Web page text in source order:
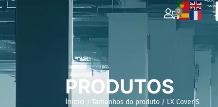
0
|
PRODUTOS
Início / Tamanhos do produto / LX Cover S